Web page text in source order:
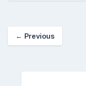
← Previous